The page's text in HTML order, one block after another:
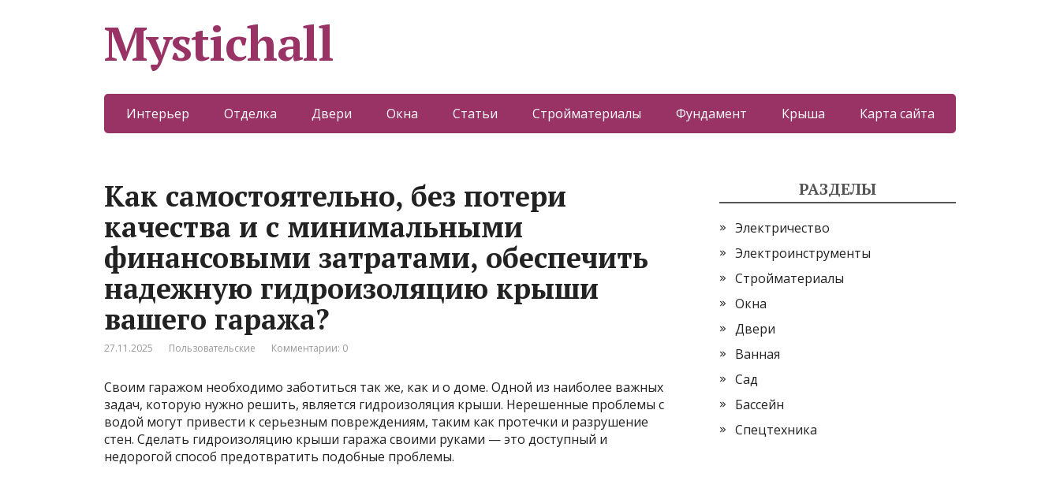
Mystichall
Интерьер Отделка Двери Окна Статьи Стройматериалы Фундамент Крыша Карта сайта
Как самостоятельно, без потери
качества и с минимальными
финансовыми затратами, обеспечить
надежную гидроизоляцию крыши
вашего гаража?
27.11.2025 Пользовательские Комментарии: 0
Своим гаражом необходимо заботиться так же, как и о доме. Одной из наиболее важных
задач, которую нужно решить, является гидроизоляция крыши. Нерешенные проблемы с
водой могут привести к серьезным повреждениям, таким как протечки и разрушение
стен. Сделать гидроизоляцию крыши гаража своими руками — это доступный и
недорогой способ предотвратить подобные проблемы.
РАЗДЕЛЫ
Электричество
Электроинструменты
Стройматериалы
Окна
Двери
Ванная
Сад
Бассейн
Спецтехника